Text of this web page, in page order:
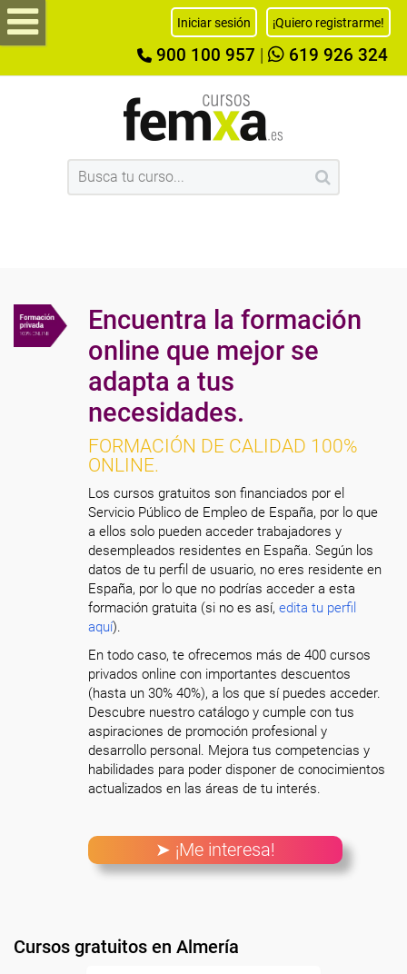
Iniciar sesión ¡Quiero registrarme!
900 100 957 619 926 324
Encuentra la formación
online que mejor se
adapta a tus
necesidades.
FORMACIÓN DE CALIDAD 100%
ONLINE.
Los cursos gratuitos son financiados por el
Servicio Público de Empleo de España, por lo que
a ellos solo pueden acceder trabajadores y
desempleados residentes en España. Según los
datos de tu perfil de usuario, no eres residente en
España, por lo que no podrías acceder a esta
formación gratuita (si no es así,edita tu perfil
aquí).
En todo caso, te ofrecemos más de 400 cursos
privados online con importantes descuentos
(hasta un 30% 40%), a los que sí puedes acceder.
Descubre nuestro catálogo y cumple con tus
aspiraciones de promoción profesional y
desarrollo personal. Mejora tus competencias y
habilidades para poder disponer de conocimientos
actualizados en las áreas de tu interés.
➤ ¡Me interesa!
Cursos gratuitos en Almería